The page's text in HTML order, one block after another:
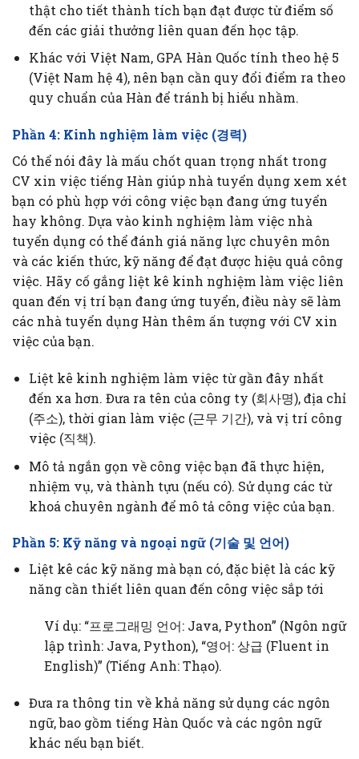
thật cho tiết thành tích bạn đạt được từ điểm số
đến các giải thưởng liên quan đến học tập.
Khác với Việt Nam, GPA Hàn Quốc tính theo hệ 5
(Việt Nam hệ 4), nên bạn cần quy đổi điểm ra theo
quy chuẩn của Hàn để tránh bị hiểu nhầm.
Phần 4: Kinh nghiệm làm việc (경력)
Có thể nói đây là mấu chốt quan trọng nhất trong
CV xin việc tiếng Hàn giúp nhà tuyển dụng xem xét
bạn có phù hợp với công việc bạn đang ứng tuyển
hay không. Dựa vào kinh nghiệm làm việc nhà
tuyển dụng có thể đánh giá năng lực chuyên môn
và các kiến thức, kỹ năng để đạt được hiệu quả công
việc. Hãy cố gắng liệt kê kinh nghiệm làm việc liên
quan đến vị trí bạn đang ứng tuyển, điều này sẽ làm
các nhà tuyển dụng Hàn thêm ấn tượng với CV xin
việc của bạn.
Liệt kê kinh nghiệm làm việc từ gần đây nhất
đến xa hơn. Đưa ra tên của công ty (회사명), địa chỉ
(주소), thời gian làm việc (근무 기간), và vị trí công
việc (직책).
Mô tả ngắn gọn về công việc bạn đã thực hiện,
nhiệm vụ, và thành tựu (nếu có). Sử dụng các từ
khoá chuyên ngành để mô tả công việc của bạn.
Phần 5: Kỹ năng và ngoại ngữ (기술 및 언어)
Liệt kê các kỹ năng mà bạn có, đặc biệt là các kỹ
năng cần thiết liên quan đến công việc sắp tới
Ví dụ: “프로그래밍 언어: Java, Python” (Ngôn ngữ
lập trình: Java, Python), “영어: 상급 (Fluent in
English)” (Tiếng Anh: Thạo).
Đưa ra thông tin về khả năng sử dụng các ngôn
ngữ, bao gồm tiếng Hàn Quốc và các ngôn ngữ
khác nếu bạn biết.